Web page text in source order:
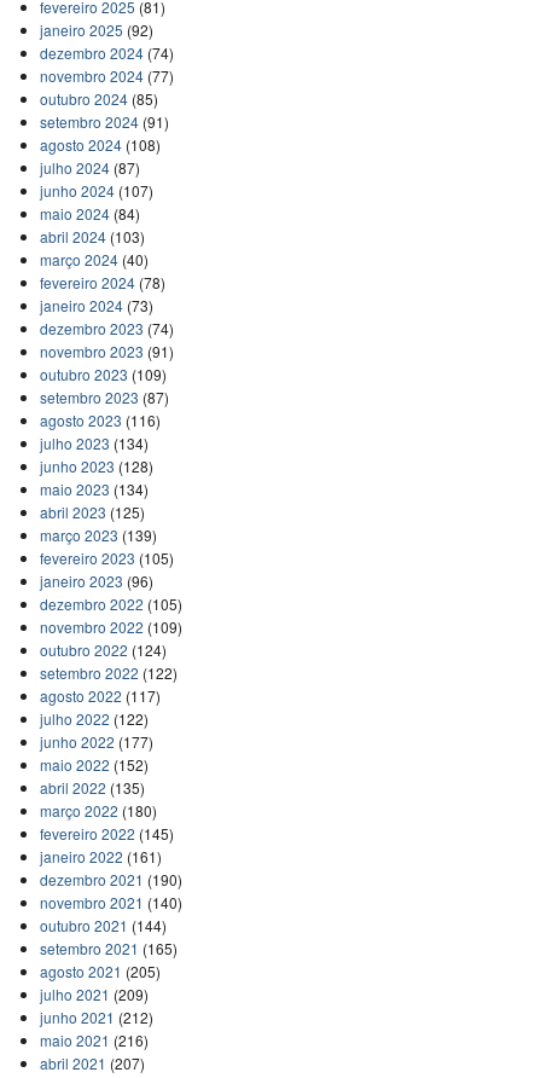
fevereiro 2025 (81)
janeiro 2025 (92)
dezembro 2024(74)
novembro 2024(77)
outubro 2024(85)
setembro 2024(91)
agosto 2024(108)
julho 2024(87)
junho 2024(107)
maio 2024(84)
abril 2024(103)
março 2024(40)
fevereiro 2024(78)
janeiro 2024(73)
dezembro 2023 (74)
novembro 2023 (91)
outubro 2023 (109)
setembro 2023 (87)
agosto 2023 (116)
julho 2023 (134)
junho 2023 (128)
maio 2023 (134)
abril 2023 (125)
março 2023 (139)
fevereiro 2023 (105)
janeiro 2023 (96)
dezembro 2022 (105)
novembro 2022 (109)
outubro 2022 (124)
setembro 2022 (122)
agosto 2022 (117)
julho 2022 (122)
junho 2022 (177)
maio 2022 (152)
abril 2022 (135)
março 2022 (180)
fevereiro 2022 (145)
janeiro 2022 (161)
dezembro 2021 (190)
novembro 2021 (140)
outubro 2021 (144)
setembro 2021 (165)
agosto 2021 (205)
julho 2021 (209)
junho 2021 (212)
maio 2021 (216)
abril 2021 (207)